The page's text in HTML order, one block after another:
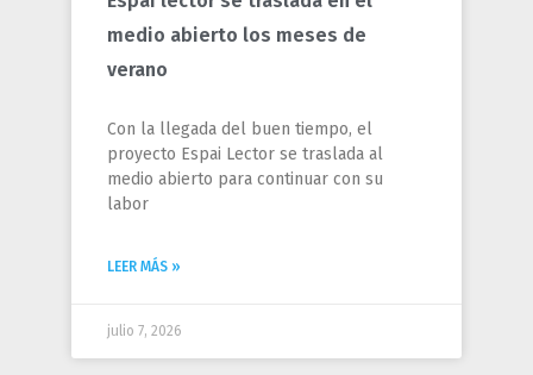
medio abierto los meses de
verano
Con la llegada del buen tiempo, el
proyecto Espai Lector se traslada al
medio abierto para continuar con su
labor
LEER MÁS »
julio 7, 2026